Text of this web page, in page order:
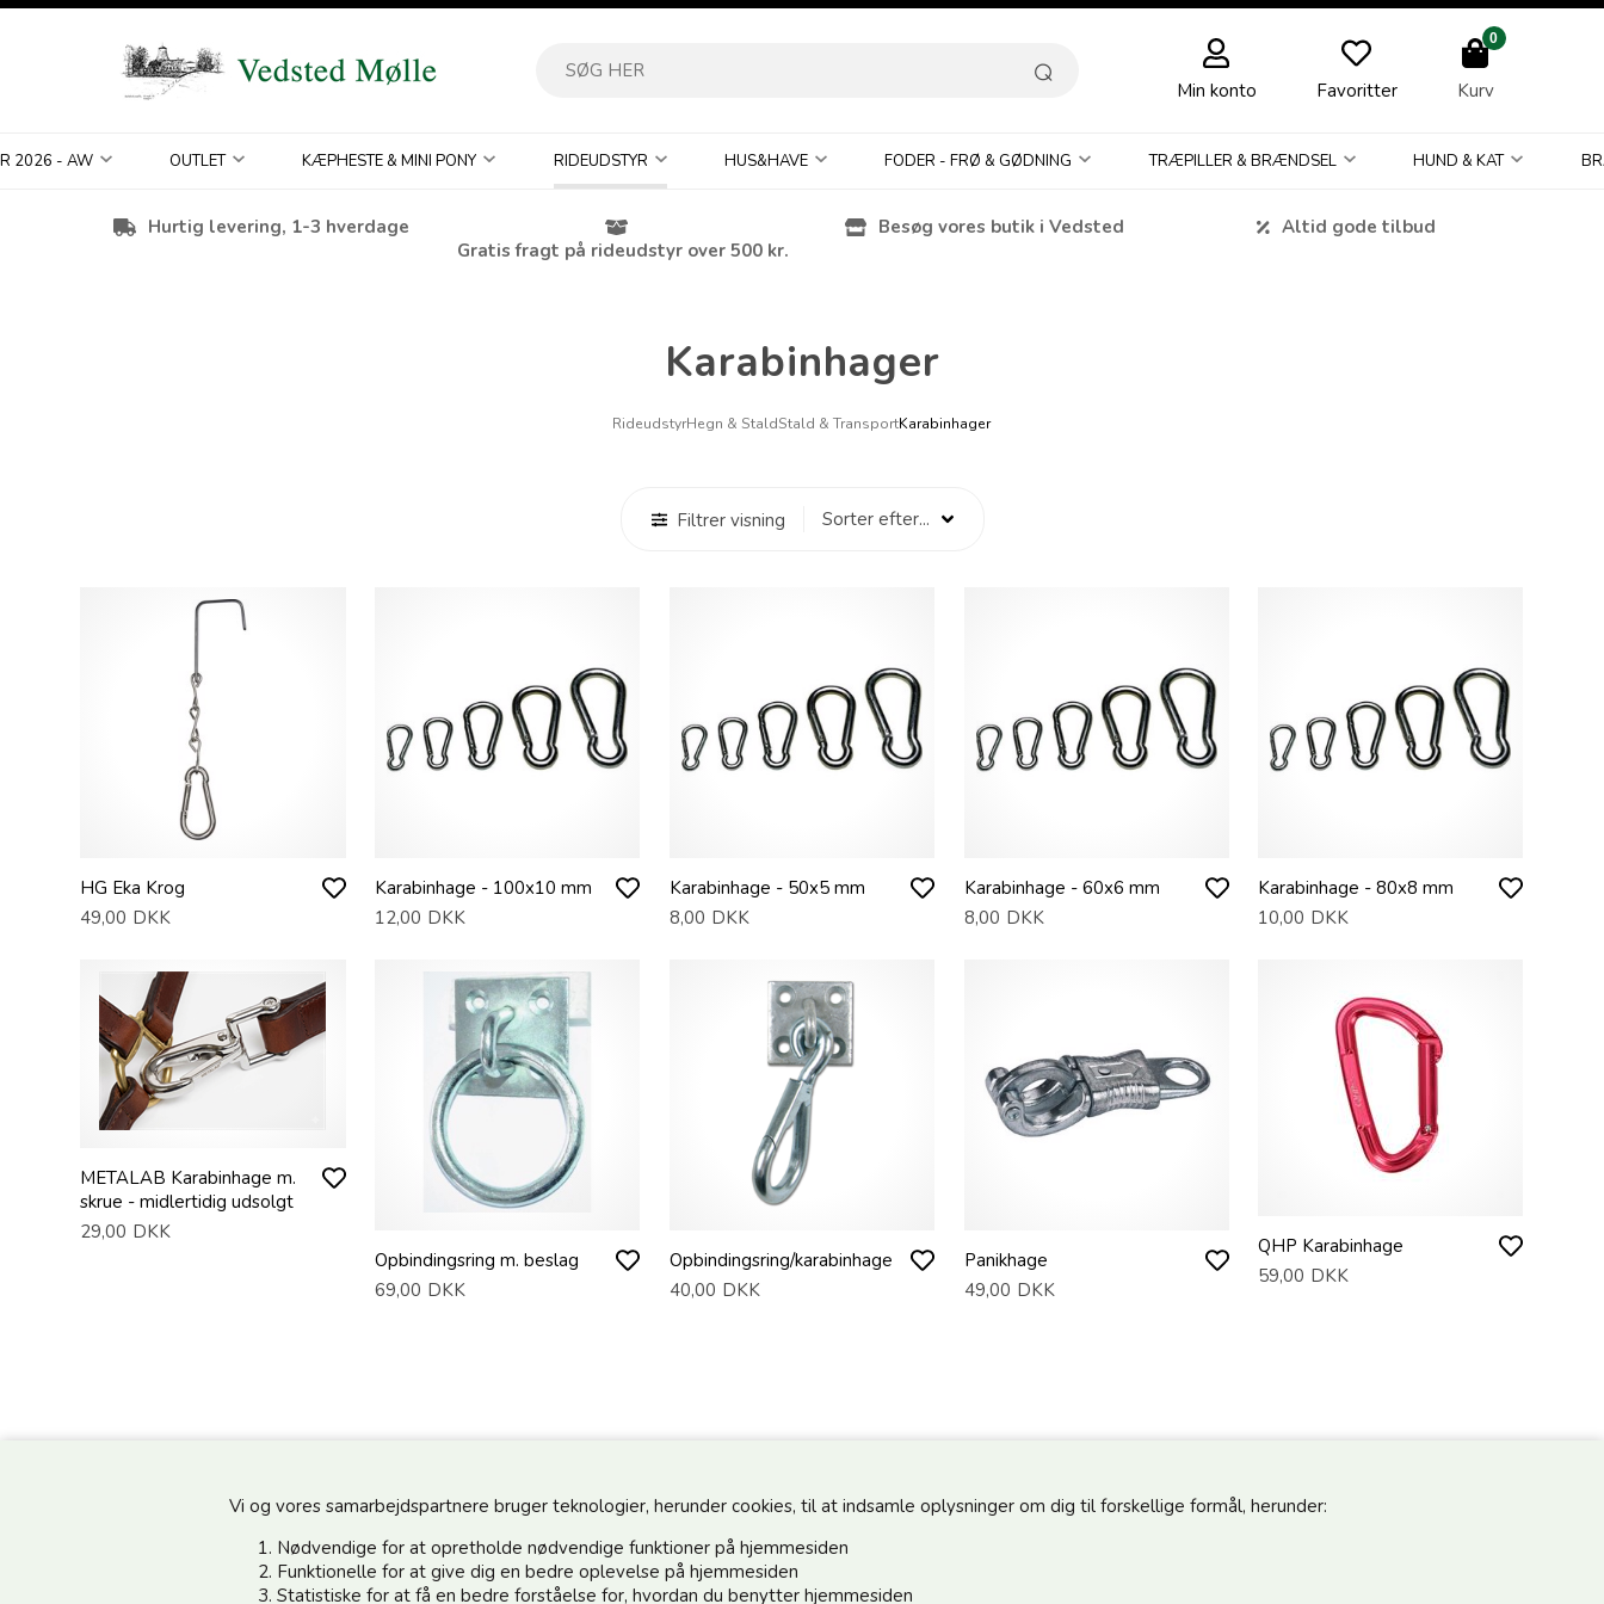
Vi og vores samarbejdspartnere bruger teknologier, herunder cookies, til at indsamle oplysninger om dig til forskellige formål, herunder:
Nødvendige for at opretholde nødvendige funktioner på hjemmesiden
Funktionelle for at give dig en bedre oplevelse på hjemmesiden
Statistiske for at få en bedre forståelse for, hvordan du benytter hjemmesiden
Min konto Favoritter
0
Kurv
2026 - AW OUTLET KÆPHESTE & MINI PONY RIDEUDSTYR HUS&HAVE FODER - FRØ & GØDNING TRÆPILLER & BRÆNDSEL HUND & KAT
Hurtig levering, 1-3 hverdage
Gratis fragt på rideudstyr over 500 kr.
Besøg vores butik i Vedsted Altid gode tilbud
Karabinhager
RideudstyrHegn & StaldStald & TransportKarabinhager
Filtrer visning
HG Eka Krog
49,00 DKK
Karabinhage - 100x10 mm
12,00 DKK
Karabinhage - 50x5 mm
8,00 DKK
Karabinhage - 60x6 mm
8,00 DKK
Karabinhage - 80x8 mm
10,00 DKK
METALAB Karabinhage m.
skrue - midlertidig udsolgt
29,00 DKK
Opbindingsring m. beslag
69,00 DKK
Opbindingsring/karabinhage
40,00 DKK
Panikhage
49,00 DKK
QHP Karabinhage
59,00 DKK